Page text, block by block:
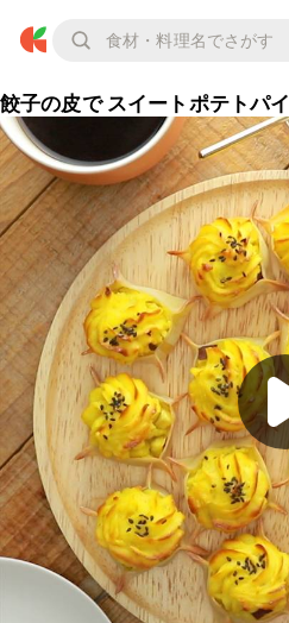
餃子の皮で スイートポテトパイ